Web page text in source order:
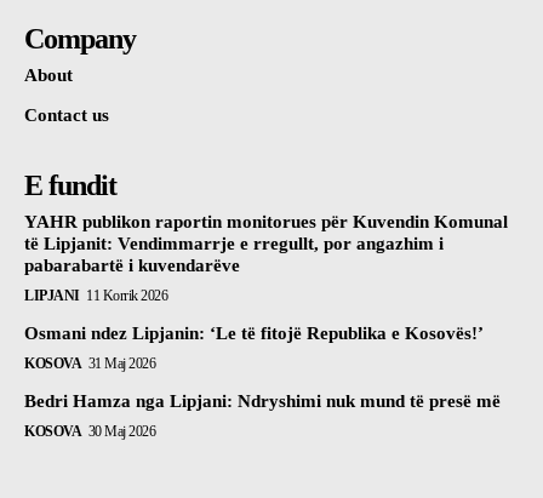
Company
About
Contact us
E fundit
YAHR publikon raportin monitorues për Kuvendin Komunal
të Lipjanit: Vendimmarrje e rregullt, por angazhim i
pabarabartë i kuvendarëve
LIPJANI 11 Korrik 2026
Osmani ndez Lipjanin: ‘Le të fitojë Republika e Kosovës!’
KOSOVA 31 Maj 2026
Bedri Hamza nga Lipjani: Ndryshimi nuk mund të presë më
KOSOVA 30 Maj 2026